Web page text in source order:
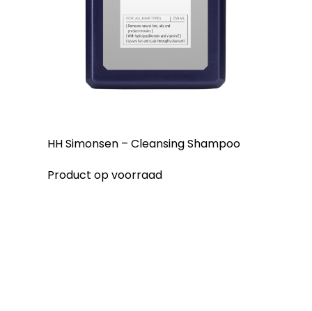
HH Simonsen – Cleansing Shampoo
Product op voorraad